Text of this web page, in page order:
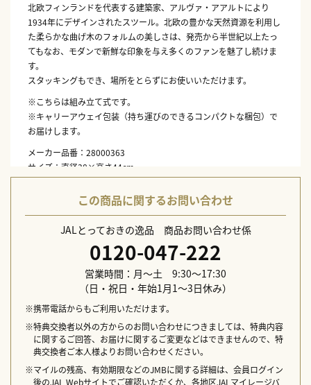
北欧フィンランドを代表する建築家、アルヴァ・アアルトにより
1934年にデザインされたスツール。北欧の豊かな天然資源を利用し
た柔らかな曲げ木のフォルムの美しさは、発売から半世紀以上たっ
てもなお、モダンで新鮮な印象を与え多くのファンを魅了し続けま
す。
スタッキングもでき、場所をとらずにお使いいただけます。
※こちらは組み立て式です。
※キャリーアウェイ包装（持ち運びのできるコンパクトな梱包）で
お届けします。
メーカー品番：28000363
サイズ：直径38×高さ44cm
材質：木（バーチ材／ホワイトラッカー仕上げ）
生産国：フィンランドこの商品に関するお問い合わせ
JALとっておきの逸品 商品お問い合わせ係
0120-047-222
営業時間：月～土 9:30～17:30
（日・祝日・年始1月1～3日休み）
※携帯電話からもご利用いただけます。
※特典交換者以外の方からのお問い合わせにつきましては、特典内容
に関するご回答、お届けに関するご変更などはできませんので、特
典交換者ご本人様よりお問い合わせください。
※マイルの残高、有効期限などのJMBに関する詳細は、会員ログイン
後のJAL Webサイトでご確認いただくか、各地区JALマイレージバ